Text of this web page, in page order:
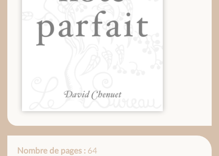
Nombre de pages : 64